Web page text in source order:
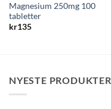
Magnesium 250mg 100
tabletter
kr135
NYESTE PRODUKTER